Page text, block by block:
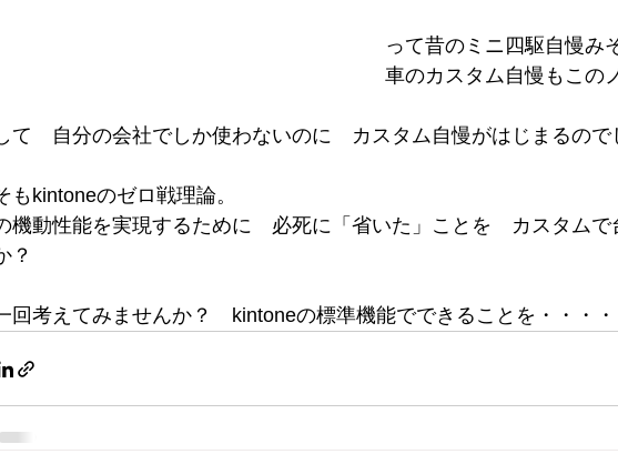
って昔のミニ四駆自慢み
車のカスタム自慢もこの
て　自分の会社でしか使わないのに　カスタム自慢がはじまるので
もkintoneのゼロ戦理論。
機動性能を実現するために　必死に「省いた」ことを　カスタムで
？
回考えてみませんか？　kintoneの標準機能でできることを・・・・